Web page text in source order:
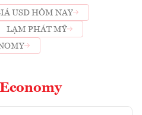
USD HÔM NAY
LẠM PHÁT MỸ